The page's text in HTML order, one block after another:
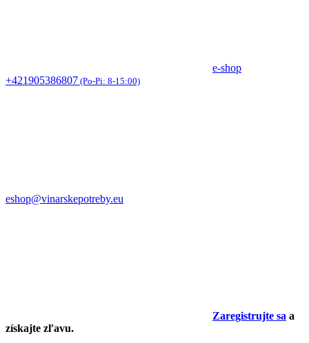
e-shop
+421905386807 (Po-Pi: 8-15:00)
eshop@vinarskepotreby.eu
Zaregistrujte sa a
získajte zľavu.